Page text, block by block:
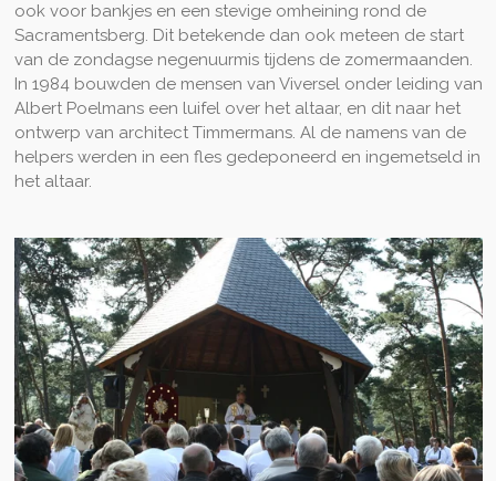
ook voor bankjes en een stevige omheining rond de
Sacramentsberg. Dit betekende dan ook meteen de start
van de zondagse negenuurmis tijdens de zomermaanden.
In 1984 bouwden de mensen van Viversel onder leiding van
Albert Poelmans een luifel over het altaar, en dit naar het
ontwerp van architect Timmermans. Al de namens van de
helpers werden in een fles gedeponeerd en ingemetseld in
het altaar.